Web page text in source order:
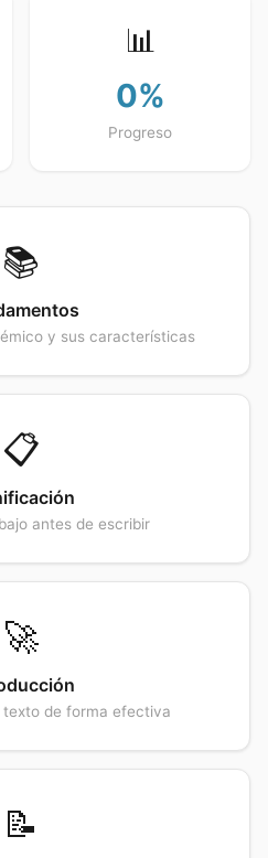
📊
0%
Progreso
📚
y sus características
📋
antes de escribir
🚀
texto de forma efectiva
📝